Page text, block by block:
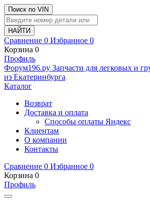
Поиск по VIN
Сравнение 0 Избранное 0
Корзина 0
Профиль
Фoрум196.ру Запчасти для легковых и
из Екатеринбурга
Каталог
Возврат
Доставка и оплата
Способы оплаты Яндекс
Клиентам
О компании
Контакты
Сравнение 0 Избранное 0
Корзина 0
Профиль